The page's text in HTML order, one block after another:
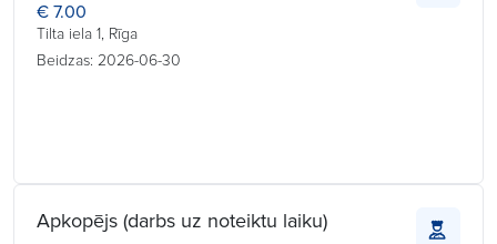
€ 7.00
Tilta iela 1, Rīga
Beidzas: 2026-06-30
Apkopējs (darbs uz noteiktu laiku)